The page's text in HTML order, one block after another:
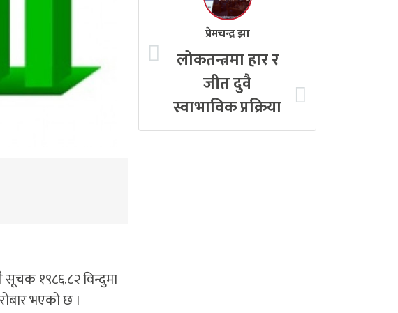
१९८६.८२ विन्दुमा
भएको छ ।
प्रेमचन्द्र झा
लोकतन्त्रमा हार र
जीत दुवै
स्वाभाविक प्रक्रिया